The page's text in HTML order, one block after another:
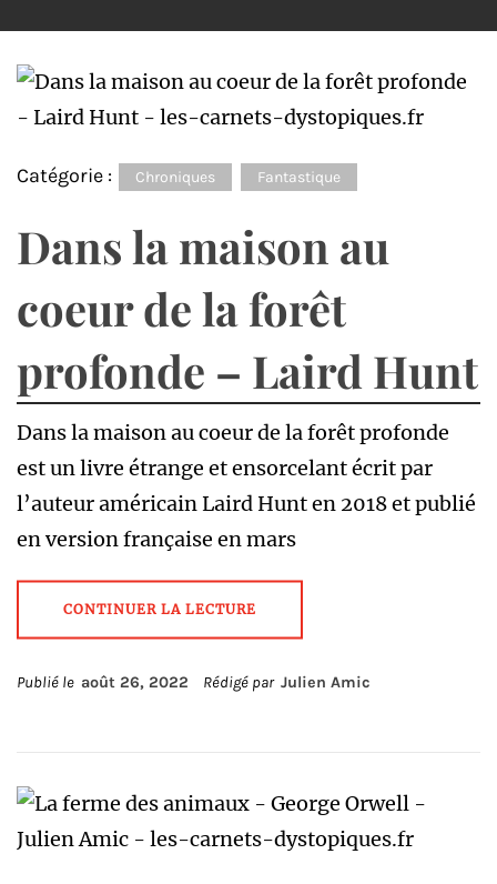
Catégorie : Chroniques Fantastique
Dans la maison au
coeur de la forêt
profonde – Laird Hunt
Dans la maison au coeur de la forêt profonde
est un livre étrange et ensorcelant écrit par
l’auteur américain Laird Hunt en 2018 et publié
en version française en mars
CONTINUER LA LECTURE
Publié le août 26, 2022 Rédigé par Julien Amic